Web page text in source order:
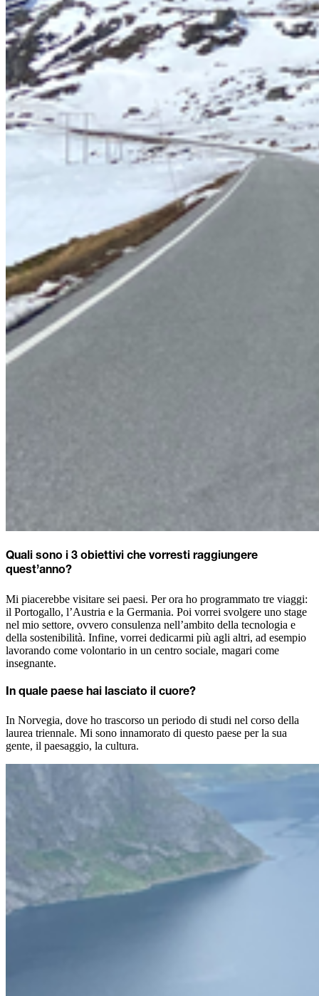
Quali sono i 3 obiettivi che vorresti raggiungere
quest’anno?
Mi piacerebbe visitare sei paesi. Per ora ho programmato tre viaggi:
il Portogallo, l’Austria e la Germania. Poi vorrei svolgere uno stage
nel mio settore, ovvero consulenza nell’ambito della tecnologia e
della sostenibilità. Infine, vorrei dedicarmi più agli altri, ad esempio
lavorando come volontario in un centro sociale, magari come
insegnante.
In quale paese hai lasciato il cuore?
In Norvegia, dove ho trascorso un periodo di studi nel corso della
laurea triennale. Mi sono innamorato di questo paese per la sua
gente, il paesaggio, la cultura.